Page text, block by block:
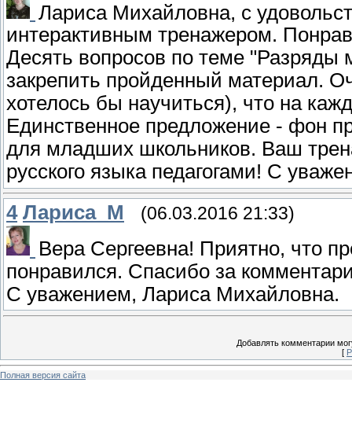
Лариса Михайловна, с
интерактивным тренажером.
Десять вопросов по теме
закрепить пройденный материал.
хотелось бы научиться), что на
Единственное предложение - фон
для младших школьников. Ваш
русского языка педагогами! С
4 Лариса_М (06.03.2016 21:33)
Вера Сергеевна! Приятно, что
понравился. Спасибо за
С уважением, Лариса Михайловна.
Добавлять комментарии
[
Полная версия сайта